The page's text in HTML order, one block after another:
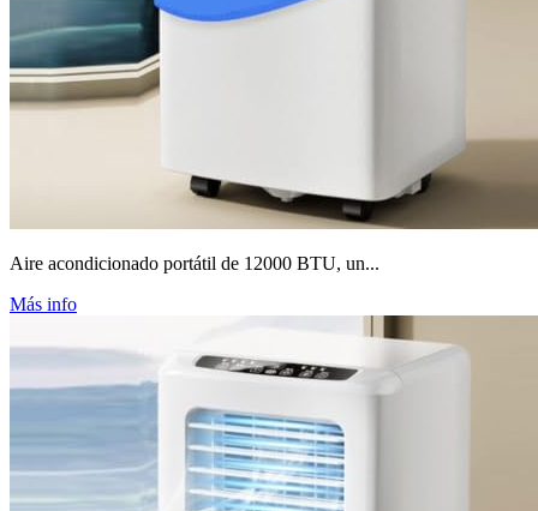
Aire acondicionado portátil de 12000 BTU, un...
Más info